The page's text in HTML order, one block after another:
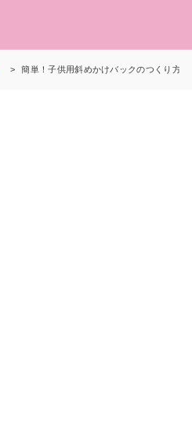
簡単！子供用斜めかけバックのつくり方 -